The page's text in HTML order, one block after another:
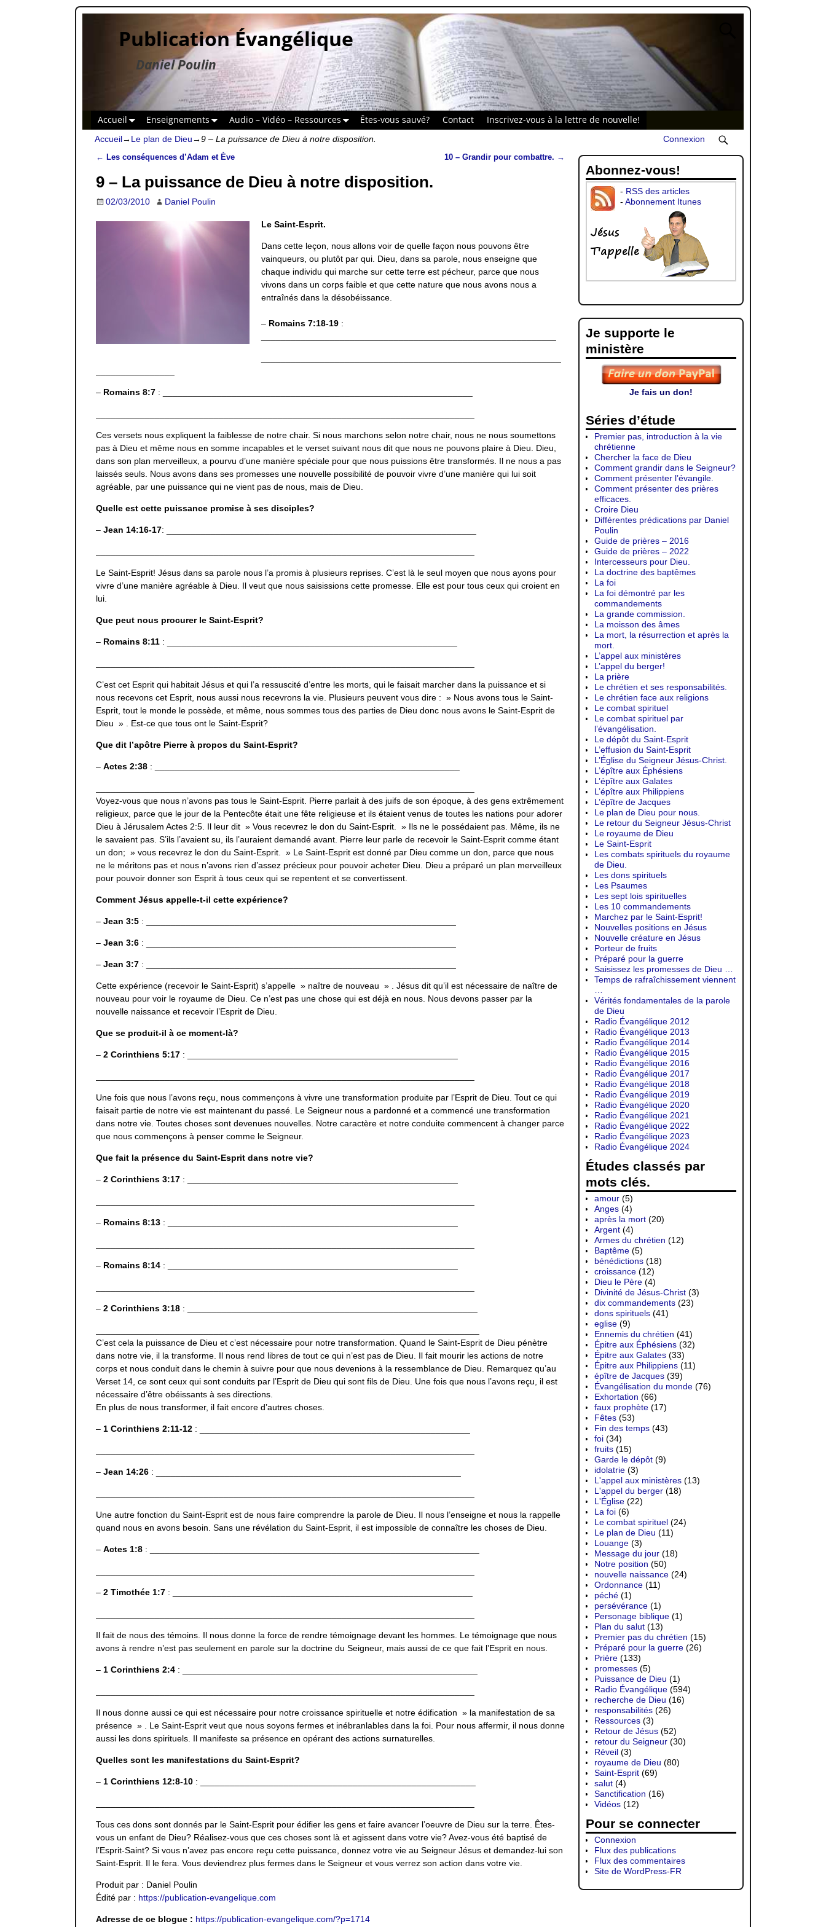
Publication Évangélique
Daniel Poulin
Accueil Enseignements Audio – Vidéo – Ressources Êtes-vous sauvé? Contact Inscrivez-vous à la lettre de nouvelle!
Accueil→ Le plan de Dieu→9 – La puissance de Dieu à notre disposition. Connexion
← Les conséquences d’Adam et Ève 10 – Grandir pour combattre. →
9 – La puissance de Dieu à notre disposition.
02/03/2010 Daniel Poulin
Le Saint-Esprit.
Dans cette leçon, nous allons voir de quelle façon nous pouvons être
vainqueurs, ou plutôt par qui. Dieu, dans sa parole, nous enseigne que
chaque individu qui marche sur cette terre est pécheur, parce que nous
vivons dans un corps faible et que cette nature que nous avons nous a
entraînés dans la désobéissance.
– Romains 7:18-19:
– Romains 8:7: _______________________________________________________________
Ces versets nous expliquent la faiblesse de notre chair. Si nous marchons selon notre chair, nous ne nous soumettons
pas à Dieu et même nous en somme incapables et le verset suivant nous dit que nous ne pouvons plaire à Dieu. Dieu,
dans son plan merveilleux, a pourvu d’une manière spéciale pour que nous puissions être transformés. Il ne nous a pas
laissés seuls. Nous avons dans ses promesses une nouvelle possibilité de pouvoir vivre d’une manière qui lui soit
agréable, par une puissance qui ne vient pas de nous, mais de Dieu.
Quelle est cette puissance promise à ses disciples?
– Jean 14:16-17: _______________________________________________________________
Le Saint-Esprit! Jésus dans sa parole nous l’a promis à plusieurs reprises. C’est là le seul moyen que nous ayons pour
vivre d’une manière agréable à Dieu. Il veut que nous saisissions cette promesse. Elle est pour tous ceux qui croient en
lui.
Que peut nous procurer le Saint-Esprit?
– Romains 8:11: ___________________________________________________________
C’est cet Esprit qui habitait Jésus et qui l’a ressuscité d’entre les morts, qui le faisait marcher dans la puissance et si
nous recevons cet Esprit, nous aussi nous recevrons la vie. Plusieurs peuvent vous dire : » Nous avons tous le Saint-
Esprit, tout le monde le possède, et même, nous sommes tous des parties de Dieu donc nous avons le Saint-Esprit de
Dieu » . Est-ce que tous ont le Saint-Esprit?
Que dit l’apôtre Pierre à propos du Saint-Esprit?
– Actes 2:38: ______________________________________________________________
Voyez-vous que nous n’avons pas tous le Saint-Esprit. Pierre parlait à des juifs de son époque, à des gens extrêmement
religieux, parce que le jour de la Pentecôte était une fête religieuse et ils étaient venus de toutes les nations pour adorer
Dieu à Jérusalem Actes 2:5. Il leur dit » Vous recevrez le don du Saint-Esprit. » Ils ne le possédaient pas. Même, ils ne
le savaient pas. S’ils l’avaient su, ils l’auraient demandé avant. Pierre leur parle de recevoir le Saint-Esprit comme étant
un don; » vous recevrez le don du Saint-Esprit. » Le Saint-Esprit est donné par Dieu comme un don, parce que nous
ne le méritons pas et nous n’avons rien d’assez précieux pour pouvoir acheter Dieu. Dieu a préparé un plan merveilleux
pour pouvoir donner son Esprit à tous ceux qui se repentent et se convertissent.
Comment Jésus appelle-t-il cette expérience?
– Jean 3:5: _______________________________________________________________
– Jean 3:6: _______________________________________________________________
– Jean 3:7: _______________________________________________________________
Cette expérience (recevoir le Saint-Esprit) s’appelle » naître de nouveau » . Jésus dit qu’il est nécessaire de naître de
nouveau pour voir le royaume de Dieu. Ce n’est pas une chose qui est déjà en nous. Nous devons passer par la
nouvelle naissance et recevoir l’Esprit de Dieu.
Que se produit-il à ce moment-là?
– 2 Corinthiens 5:17: _______________________________________________________
Une fois que nous l’avons reçu, nous commençons à vivre une transformation produite par l’Esprit de Dieu. Tout ce qui
faisait partie de notre vie est maintenant du passé. Le Seigneur nous a pardonné et a commencé une transformation
dans notre vie. Toutes choses sont devenues nouvelles. Notre caractère et notre conduite commencent à changer parce
que nous commençons à penser comme le Seigneur.
Que fait la présence du Saint-Esprit dans notre vie?
– 2 Corinthiens 3:17: _______________________________________________________
– Romains 8:13: ___________________________________________________________
– Romains 8:14: ___________________________________________________________
– 2 Corinthiens 3:18: ___________________________________________________________
C’est cela la puissance de Dieu et c’est nécessaire pour notre transformation. Quand le Saint-Esprit de Dieu pénètre
dans notre vie, il la transforme. Il nous rend libres de tout ce qui n’est pas de Dieu. Il fait mourir les actions de notre
corps et nous conduit dans le chemin à suivre pour que nous devenions à la ressemblance de Dieu. Remarquez qu’au
Verset 14, ce sont ceux qui sont conduits par l’Esprit de Dieu qui sont fils de Dieu. Une fois que nous l’avons reçu, il est
nécessaire d’être obéissants à ses directions.
En plus de nous transformer, il fait encore d’autres choses.
– 1 Corinthiens 2:11-12: _______________________________________________________
– Jean 14:26: ______________________________________________________________
Une autre fonction du Saint-Esprit est de nous faire comprendre la parole de Dieu. Il nous l’enseigne et nous la rappelle
quand nous en avons besoin. Sans une révélation du Saint-Esprit, il est impossible de connaître les choses de Dieu.
– Actes 1:8: ___________________________________________________________________
– 2 Timothée 1:7: _____________________________________________________________
Il fait de nous des témoins. Il nous donne la force de rendre témoignage devant les hommes. Le témoignage que nous
avons à rendre n’est pas seulement en parole sur la doctrine du Seigneur, mais aussi de ce que fait l’Esprit en nous.
– 1 Corinthiens 2:4: ____________________________________________________________
Il nous donne aussi ce qui est nécessaire pour notre croissance spirituelle et notre édification » la manifestation de sa
présence » . Le Saint-Esprit veut que nous soyons fermes et inébranlables dans la foi. Pour nous affermir, il nous donne
aussi les dons spirituels. Il manifeste sa présence en opérant des actions surnaturelles.
Quelles sont les manifestations du Saint-Esprit?
– 1 Corinthiens 12:8-10: ________________________________________________________
Tous ces dons sont donnés par le Saint-Esprit pour édifier les gens et faire avancer l’oeuvre de Dieu sur la terre. Êtes-
vous un enfant de Dieu? Réalisez-vous que ces choses sont là et agissent dans votre vie? Avez-vous été baptisé de
l’Esprit-Saint? Si vous n’avez pas encore reçu cette puissance, donnez votre vie au Seigneur Jésus et demandez-lui son
Saint-Esprit. Il le fera. Vous deviendrez plus fermes dans le Seigneur et vous verrez son action dans votre vie.
Produit par : Daniel Poulin
Édité par : https://publication-evangelique.com
Adresse de ce blogue : https://publication-evangelique.com/?p=1714
Abonnez-vous!
- RSS des articles
-Abonnement Itunes
Je supporte le
ministère
Je fais un don!
Séries d’étude
Premier pas, introduction à la vie
chrétienne
Chercher la face de Dieu
Comment grandir dans le Seigneur?
Comment présenter l’évangile.
Comment présenter des prières
efficaces.
Croire Dieu
Différentes prédications par Daniel
Poulin
Guide de prières – 2016
Guide de prières – 2022
Intercesseurs pour Dieu.
La doctrine des baptêmes
La foi
La foi démontré par les
commandements
La grande commission.
La moisson des âmes
La mort, la résurrection et après la
mort.
L’appel aux ministères
L’appel du berger!
La prière
Le chrétien et ses responsabilités.
Le chrétien face aux religions
Le combat spirituel
Le combat spirituel par
l’évangélisation.
Le dépôt du Saint-Esprit
L’effusion du Saint-Esprit
L’Église du Seigneur Jésus-Christ.
L’épître aux Éphésiens
L’épître aux Galates
L’épître aux Philippiens
L’épître de Jacques
Le plan de Dieu pour nous.
Le retour du Seigneur Jésus-Christ
Le royaume de Dieu
Le Saint-Esprit
Les combats spirituels du royaume
de Dieu.
Les dons spirituels
Les Psaumes
Les sept lois spirituelles
Les 10 commandements
Marchez par le Saint-Esprit!
Nouvelles positions en Jésus
Nouvelle créature en Jésus
Porteur de fruits
Préparé pour la guerre
Saisissez les promesses de Dieu …
Temps de rafraîchissement viennent
…
Vérités fondamentales de la parole
de Dieu
Radio Évangélique 2012
Radio Évangélique 2013
Radio Évangélique 2014
Radio Évangélique 2015
Radio Évangélique 2016
Radio Évangélique 2017
Radio Évangélique 2018
Radio Évangélique 2019
Radio Évangélique 2020
Radio Évangélique 2021
Radio Évangélique 2022
Radio Évangélique 2023
Radio Évangélique 2024
Études classés par
mots clés.
amour (5)
Anges (4)
après la mort (20)
Argent (4)
Armes du chrétien (12)
Baptême (5)
bénédictions (18)
croissance (12)
Dieu le Père (4)
Divinité de Jésus-Christ (3)
dix commandements (23)
dons spirituels (41)
eglise (9)
Ennemis du chrétien (41)
Épitre aux Éphésiens (32)
Épitre aux Galates (33)
Épitre aux Philippiens (11)
épître de Jacques (39)
Évangélisation du monde (76)
Exhortation (66)
faux prophète (17)
Fêtes (53)
Fin des temps (43)
foi (34)
fruits (15)
Garde le dépôt (9)
idolatrie (3)
L'appel aux ministères (13)
L'appel du berger (18)
L'Église (22)
La foi (6)
Le combat spirituel (24)
Le plan de Dieu (11)
Louange (3)
Message du jour (18)
Notre position (50)
nouvelle naissance (24)
Ordonnance (11)
péché (1)
persévérance (1)
Personage biblique (1)
Plan du salut (13)
Premier pas du chrétien (15)
Préparé pour la guerre (26)
Prière (133)
promesses (5)
Puissance de Dieu (1)
Radio Évangélique (594)
recherche de Dieu (16)
responsabilités (26)
Ressources (3)
Retour de Jésus (52)
retour du Seigneur (30)
Réveil (3)
royaume de Dieu (80)
Saint-Esprit (69)
salut (4)
Sanctification (16)
Vidéos (12)
Pour se connecter
Connexion
Flux des publications
Flux des commentaires
Site de WordPress-FR